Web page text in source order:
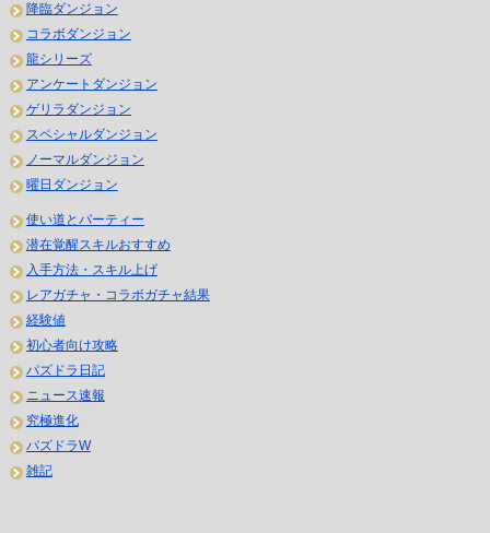
降臨ダンジョン
コラボダンジョン
龍シリーズ
アンケートダンジョン
ゲリラダンジョン
スペシャルダンジョン
ノーマルダンジョン
曜日ダンジョン
使い道とパーティー
潜在覚醒スキルおすすめ
入手方法・スキル上げ
レアガチャ・コラボガチャ結果
経験値
初心者向け攻略
パズドラ日記
ニュース速報
究極進化
パズドラW
雑記